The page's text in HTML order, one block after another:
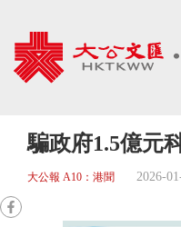
騙政府1.5億元
大公報 A10：港聞 2026-